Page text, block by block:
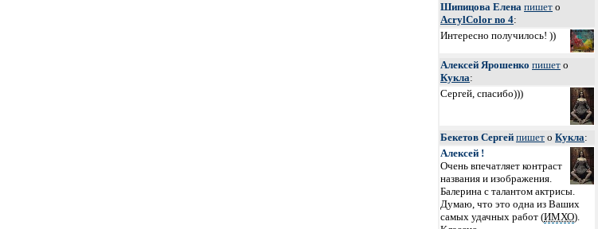
Шипицова Елена пишет о
AcrylColor no 4:
Интересно получилось! ))
Алексей Ярошенко пишет о
Кукла:
Сергей, спасибо)))
Бекетов Сергей пишет о Кукла:
Алексей !
Очень впечатляет контраст
названия и изображения.
Балерина с талантом актрисы.
Думаю, что это одна из Ваших
самых удачных работ (ИМХО).